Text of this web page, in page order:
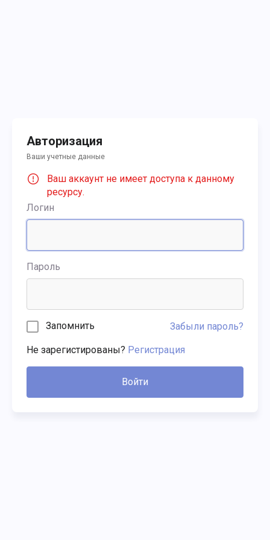
Авторизация
Ваши учетные данные
Ваш аккаунт не имеет доступа к данному
ресурсу.
Логин
Пароль
Запомнить Забыли пароль?
Не зарегистированы? Регистрация